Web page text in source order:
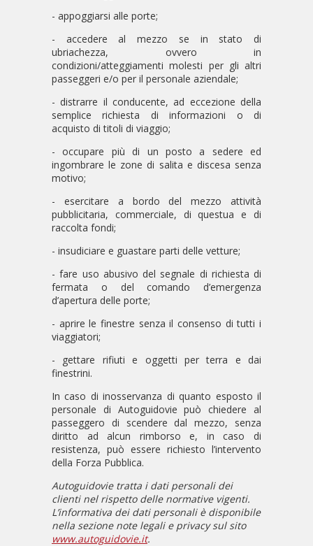
- appoggiarsi alle porte;
- accedere al mezzo se in stato di
ubriachezza, ovvero in
condizioni/atteggiamenti molesti per gli altri
passeggeri e/o per il personale aziendale;
- distrarre il conducente, ad eccezione della
semplice richiesta di informazioni o di
acquisto di titoli di viaggio;
- occupare più di un posto a sedere ed
ingombrare le zone di salita e discesa senza
motivo;
- esercitare a bordo del mezzo attività
pubblicitaria, commerciale, di questua e di
raccolta fondi;
- insudiciare e guastare parti delle vetture;
- fare uso abusivo del segnale di richiesta di
fermata o del comando d’emergenza
d’apertura delle porte;
- aprire le finestre senza il consenso di tutti i
viaggiatori;
- gettare rifiuti e oggetti per terra e dai
finestrini.
In caso di inosservanza di quanto esposto il
personale di Autoguidovie può chiedere al
passeggero di scendere dal mezzo, senza
diritto ad alcun rimborso e, in caso di
resistenza, può essere richiesto l’intervento
della Forza Pubblica.
Autoguidovie tratta i dati personali dei
clienti nel rispetto delle normative vigenti.
L’informativa dei dati personali è disponibile
nella sezione note legali e privacy sul sito
www.autoguidovie.it.